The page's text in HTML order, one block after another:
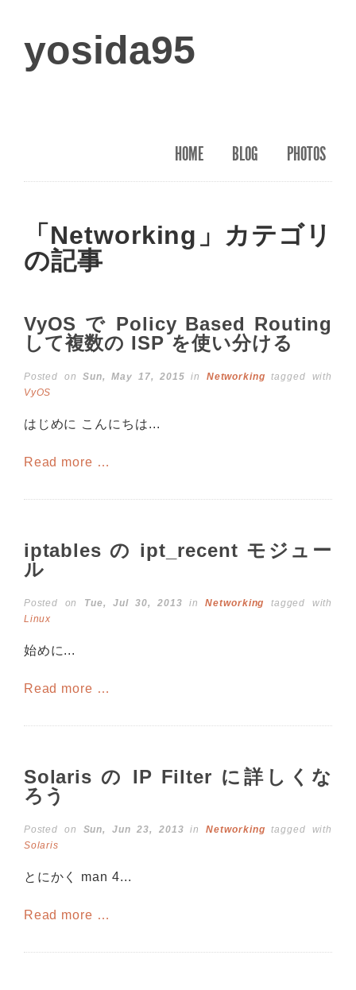
yosida95
HOME BLOG PHOTOS
「Networking」カテゴリ
の記事
VyOS で Policy Based Routing
して複数の ISP を使い分ける
Posted on Sun, May 17, 2015 in Networking tagged with
VyOS
はじめに こんにちは...
Read more …
iptables の ipt_recent モジュー
ル
Posted on Tue, Jul 30, 2013 in Networking
tagged with
Linux
始めに...
Read more …
Solaris の IP Filter に詳しくな
ろう
Posted on Sun, Jun 23, 2013 in Networking tagged with
Solaris
とにかく man 4...
Read more …